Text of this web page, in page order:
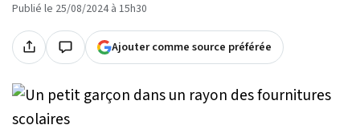
Publié le 25/08/2024 à 15h30
Ajouter comme source préférée